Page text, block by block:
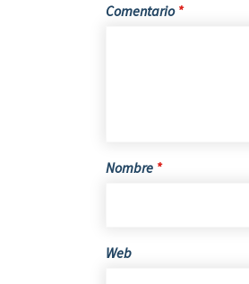
Comentario *
Nombre *
Web